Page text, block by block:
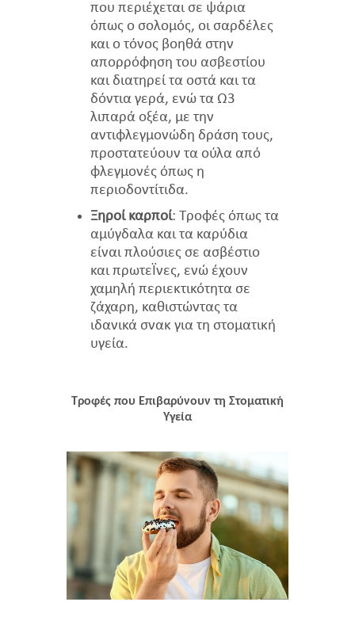
που περιέχεται σε ψάρια
όπως ο σολομός, οι σαρδέλες
και ο τόνος βοηθά στην
απορρόφηση του ασβεστίου
και διατηρεί τα οστά και τα
δόντια γερά, ενώ τα Ω3
λιπαρά οξέα, με την
αντιφλεγμονώδη δράση τους,
προστατεύουν τα ούλα από
φλεγμονές όπως η
περιοδοντίτιδα.
Ξηροί καρποί: Τροφές όπως τα
αμύγδαλα και τα καρύδια
είναι πλούσιες σε ασβέστιο
και πρωτεΐνες, ενώ έχουν
χαμηλή περιεκτικότητα σε
ζάχαρη, καθιστώντας τα
ιδανικά σνακ για τη στοματική
υγεία.
Τροφές που Επιβαρύνουν τη Στοματική
Υγεία